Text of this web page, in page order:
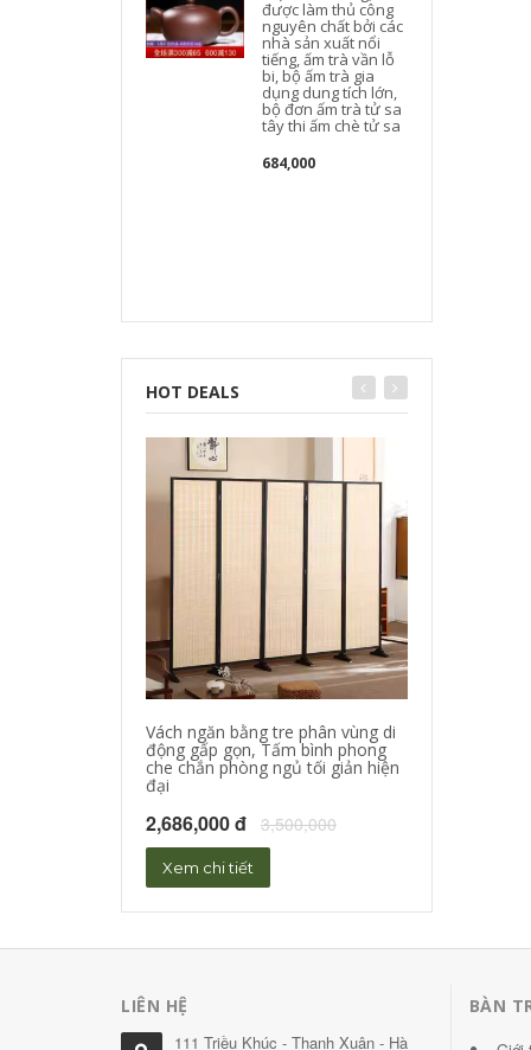
được làm thủ công
nguyên chất bởi các
nhà sản xuất nổi
tiếng, ấm trà vần lỗ
bi, bộ ấm trà gia
dụng dung tích lớn,
bộ đơn ấm trà tử sa
tây thi ấm chè tử sa
684,000
HOT DEALS
Vách ngăn bằng tre phân vùng di
động gấp gọn, Tấm bình phong
che chắn phòng ngủ tối giản hiện
đại
2,686,000 đ 3,500,000
Xem chi tiết
LIÊN HỆ
111 Triều Khúc - Thanh Xuân - Hà
BÀN